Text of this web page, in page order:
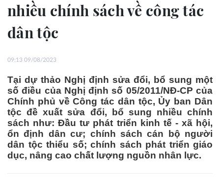
nhiều chính sách về công tác
dân tộc
09:13 09/08/2023
Tại dự thảo Nghị định sửa đổi, bổ sung một
số điều của Nghị định số 05/2011/NĐ-CP của
Chính phủ về Công tác dân tộc, Ủy ban Dân
tộc đề xuất sửa đổi, bổ sung nhiều chính
sách như: Đầu tư phát triển kinh tế - xã hội,
ổn định dân cư; chính sách cán bộ người
dân tộc thiểu số; chính sách phát triển giáo
dục, nâng cao chất lượng nguồn nhân lực.